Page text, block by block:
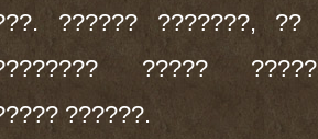
?????? ???????, ??
?????
??????.